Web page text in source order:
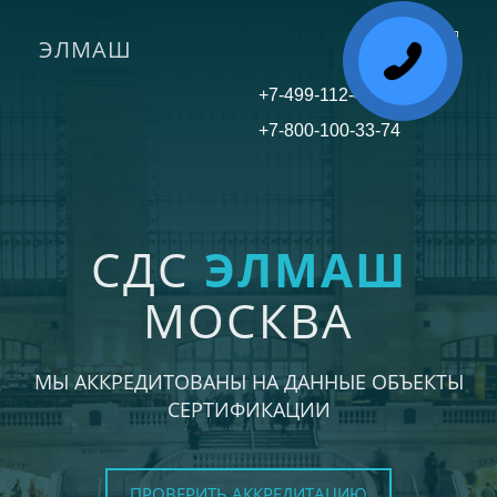
Toggle
ЭЛМАШ
СДС ЭЛМАШ
МОСКВА
МЫ АККРЕДИТОВАНЫ НА ДАННЫЕ ОБЪЕКТЫ
СЕРТИФИКАЦИИ
+7-499-112-45-81
+7-800-100-33-74